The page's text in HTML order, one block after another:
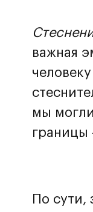
важная
мы
границы
По сути,